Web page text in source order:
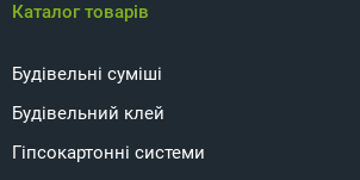
Каталог товарів
Будівельні суміші
Будівельний клей
Гіпсокартонні системи